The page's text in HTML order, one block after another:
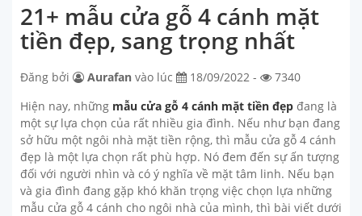
21+ mẫu cửa gỗ 4 cánh mặt
tiền đẹp, sang trọng nhất
Đăng bởi Aurafan vào lúc 18/09/2022 -
7340
Hiện nay, những mẫu cửa gỗ 4 cánh mặt tiền đẹp đang là
một sự lựa chọn của rất nhiều gia đình. Nếu như bạn đang
sở hữu một ngôi nhà mặt tiền rộng, thì mẫu cửa gỗ 4 cánh
đẹp là một lựa chọn rất phù hợp. Nó đem đến sự ấn tượng
đối với người nhìn và có ý nghĩa về mặt tâm linh. Nếu bạn
và gia đình đang gặp khó khăn trọng việc chọn lựa những
mẫu cửa gỗ 4 cánh cho ngôi nhà của mình, thì bài viết dưới